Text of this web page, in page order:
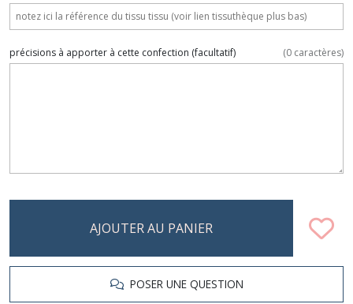
précisions à apporter à cette confection (facultatif) (0 caractères)
AJOUTER AU PANIER
POSER UNE QUESTION